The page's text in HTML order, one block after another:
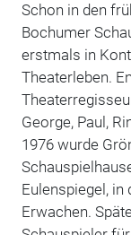
Schon in den
Bochumer
erstmals in
Theaterleben.
George, Paul,
1976 wurde
Eulenspiegel,
Erwachen.